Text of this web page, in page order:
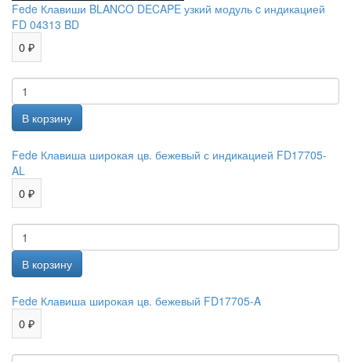
Fede Клавиши BLANCO DECAPE узкий модуль c индикацией
FD 04313 BD
0 ₽
Fede Клавиша широкая цв. бежевый с индикацией FD17705-
AL
0 ₽
Fede Клавиша широкая цв. бежевый FD17705-A
0 ₽